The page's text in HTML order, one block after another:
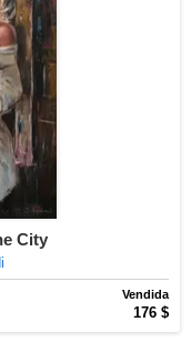
City
Vendida
176 $